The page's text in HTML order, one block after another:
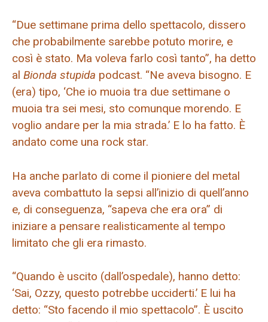
“Due settimane prima dello spettacolo, dissero
che probabilmente sarebbe potuto morire, e
così è stato. Ma voleva farlo così tanto”, ha detto
al Bionda stupida podcast. “Ne aveva bisogno. E
(era) tipo, ‘Che io muoia tra due settimane o
muoia tra sei mesi, sto comunque morendo. E
voglio andare per la mia strada.’ E lo ha fatto. È
andato come una rock star.
Ha anche parlato di come il pioniere del metal
aveva combattuto la sepsi all’inizio di quell’anno
e, di conseguenza, “sapeva che era ora” di
iniziare a pensare realisticamente al tempo
limitato che gli era rimasto.
“Quando è uscito (dall’ospedale), hanno detto:
‘Sai, Ozzy, questo potrebbe ucciderti.’ E lui ha
detto: “Sto facendo il mio spettacolo”. È uscito